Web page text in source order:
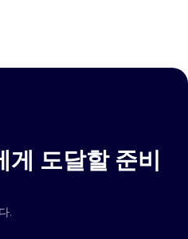
게 도달할 준비
.